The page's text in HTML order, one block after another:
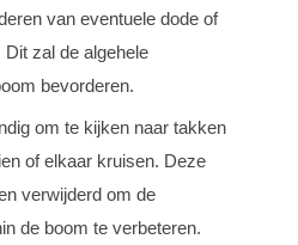
van eventuele dode of
zal de algehele
bevorderen.
om te kijken naar takken
of elkaar kruisen. Deze
verwijderd om de
de boom te verbeteren.